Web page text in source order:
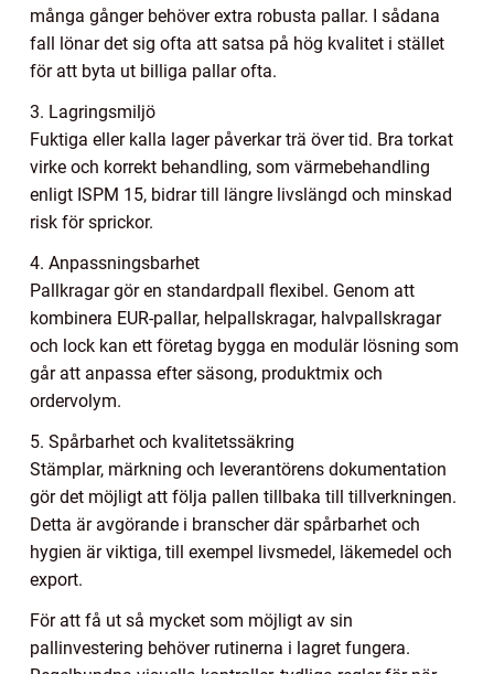
många gånger behöver extra robusta pallar. I sådana
fall lönar det sig ofta att satsa på hög kvalitet i stället
för att byta ut billiga pallar ofta.
3. Lagringsmiljö
Fuktiga eller kalla lager påverkar trä över tid. Bra torkat
virke och korrekt behandling, som värmebehandling
enligt ISPM 15, bidrar till längre livslängd och minskad
risk för sprickor.
4. Anpassningsbarhet
Pallkragar gör en standardpall flexibel. Genom att
kombinera EUR-pallar, helpallskragar, halvpallskragar
och lock kan ett företag bygga en modulär lösning som
går att anpassa efter säsong, produktmix och
ordervolym.
5. Spårbarhet och kvalitetssäkring
Stämplar, märkning och leverantörens dokumentation
gör det möjligt att följa pallen tillbaka till tillverkningen.
Detta är avgörande i branscher där spårbarhet och
hygien är viktiga, till exempel livsmedel, läkemedel och
export.
För att få ut så mycket som möjligt av sin
pallinvestering behöver rutinerna i lagret fungera.